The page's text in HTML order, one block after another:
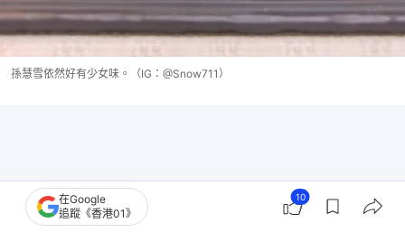
孫慧雪依然好有少女味。（IG：@Snow711）
在Google
追蹤《香港01》
10